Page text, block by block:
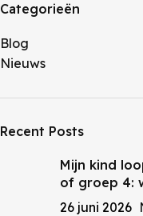
Categorieën
Blog
Nieuws
Recent Posts
Mijn kind
of groep 4:
26 juni 2026